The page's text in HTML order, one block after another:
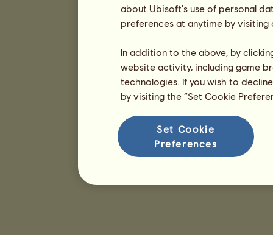
about Ubisoft's use of personal
preferences at anytime by
In addition to the above, by
website activity, including game
technologies. If you wish to
by visiting the “Set Cookie
Set Cookie
Preferences